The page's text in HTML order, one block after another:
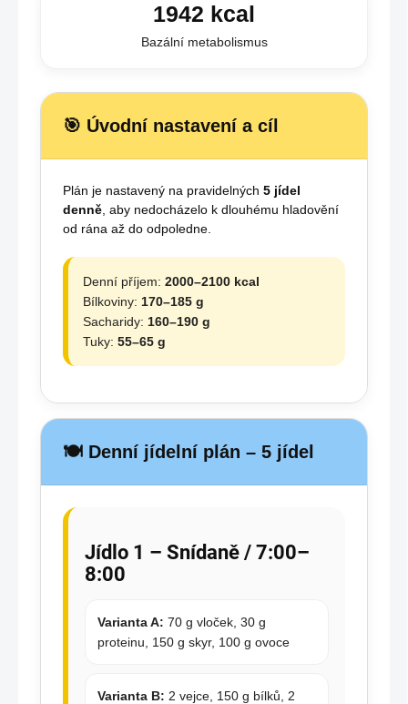
1942 kcal
Bazální metabolismus
🎯 Úvodní nastavení a cíl
Plán je nastavený na pravidelných 5 jídel
denně , aby nedocházelo k dlouhému hladovění
od rána až do odpoledne.
Denní příjem: 2000–2100 kcal
Bílkoviny: 170–185 g
Sacharidy: 160–190 g
Tuky: 55–65 g
🍽️ Denní jídelní plán – 5 jídel
Jídlo 1 – Snídaně / 7:00–
8:00
Varianta A: 70 g vloček, 30 g
proteinu, 150 g skyr, 100 g ovoce
Varianta B: 2 vejce, 150 g bílků, 2